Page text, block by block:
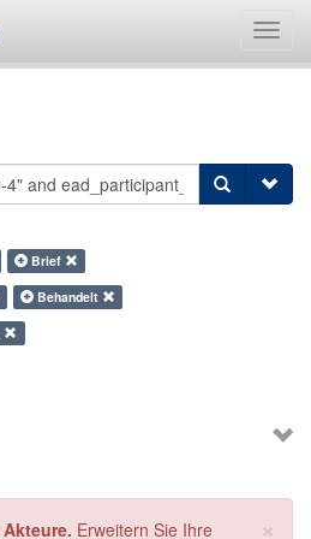
Brief
Behandelt
×
Erweitern Sie Ihre